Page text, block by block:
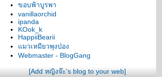
ขอบฟ้าบูรพา
vanillaorchid
ipanda
KOok_k
HappiiBearii
มวเหมียวพุงป่อง
Webmaster - BlogGang
[Add หญิงจ๊ะ's blog to your web]